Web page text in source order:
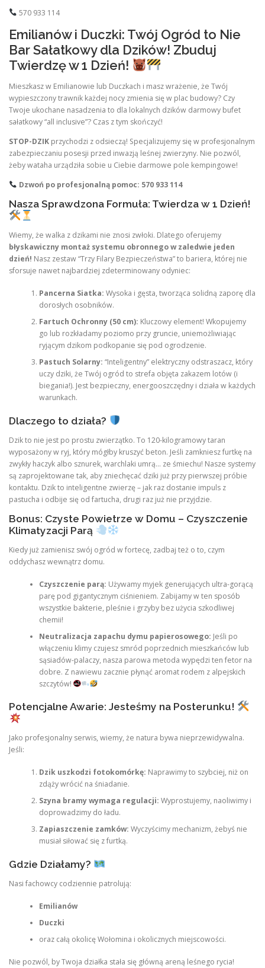
570 933 114
Emilianów i Duczki: Twój Ogród to Nie
Bar Sałatkowy dla Dzików! Zbuduj
Twierdzę w 1 Dzień!
Mieszkasz w Emilianowie lub Duczkach i masz wrażenie, że Twój
wypieszczony trawnik każdej nocy zmienia się w plac budowy? Czy
Twoje ukochane nasadzenia to dla lokalnych dzików darmowy bufet
sałatkowy “all inclusive”? Czas z tym skończyć!
STOP-DZIK przychodzi z odsieczą! Specjalizujemy się w profesjonalnym
zabezpieczaniu posesji przed inwazją leśnej zwierzyny. Nie pozwól,
żeby wataha urządziła sobie u Ciebie darmowe pole kempingowe!
Dzwoń po profesjonalną pomoc: 570 933 114
Nasza Sprawdzona Formuła: Twierdza w 1 Dzień!
Wiemy, że walka z dzikami nie znosi zwłoki. Dlatego oferujemy
błyskawiczny montaż systemu obronnego w zaledwie jeden
dzień! Nasz zestaw “Trzy Filary Bezpieczeństwa” to bariera, której nie
sforsuje nawet najbardziej zdeterminowany odyniec:
Pancerna Siatka: Wysoka i gęsta, tworząca solidną zaporę dla
dorosłych osobników.
Fartuch Ochronny (50 cm): Kluczowy element! Wkopujemy
go lub rozkładamy poziomo przy gruncie, uniemożliwiając
ryjącym dzikom podkopanie się pod ogrodzenie.
Pastuch Solarny: “Inteligentny” elektryczny odstraszacz, który
uczy dziki, że Twój ogród to strefa objęta zakazem lotów (i
biegania!). Jest bezpieczny, energooszczędny i działa w każdych
warunkach.
Dlaczego to działa?
Dzik to nie jest po prostu zwierzątko. To 120-kilogramowy taran
wyposażony w ryj, który mógłby kruszyć beton. Jeśli zamkniesz furtkę na
zwykły haczyk albo sznurek, warchlaki umrą… ze śmiechu! Nasze systemy
są zaprojektowane tak, aby zniechęcać dziki już przy pierwszej próbie
kontaktu. Dzik to inteligentne zwierzę – jak raz dostanie impuls z
pastucha i odbije się od fartucha, drugi raz już nie przyjdzie.
Bonus: Czyste Powietrze w Domu – Czyszczenie
Klimatyzacji Parą
Kiedy już zamienisz swój ogród w fortecę, zadbaj też o to, czym
oddychasz wewnątrz domu.
Czyszczenie parą: Używamy myjek generujących ultra-gorącą
parę pod gigantycznym ciśnieniem. Zabijamy w ten sposób
wszystkie bakterie, pleśnie i grzyby bez użycia szkodliwej
chemii!
Neutralizacja zapachu dymu papierosowego: Jeśli po
włączeniu klimy czujesz smród poprzednich mieszkańców lub
sąsiadów-palaczy, nasza parowa metoda wypędzi ten fetor na
dobre. Z nawiewu zacznie płynąć aromat rodem z alpejskich
szczytów!
Potencjalne Awarie: Jesteśmy na Posterunku!
Jako profesjonalny serwis, wiemy, że natura bywa nieprzewidywalna.
Jeśli:
Dzik uszkodzi fotokomórkę: Naprawimy to szybciej, niż on
zdąży wrócić na śniadanie.
Szyna bramy wymaga regulacji: Wyprostujemy, naoliwimy i
doprowadzimy do ładu.
Zapiaszczenie zamków: Wyczyścimy mechanizm, żebyś nie
musiał siłować się z furtką.
Gdzie Działamy?
Nasi fachowcy codziennie patrolują:
Emilianów
Duczki
oraz całą okolicę Wołomina i okolicznych miejscowości.
Nie pozwól, by Twoja działka stała się główną areną leśnego rycia!